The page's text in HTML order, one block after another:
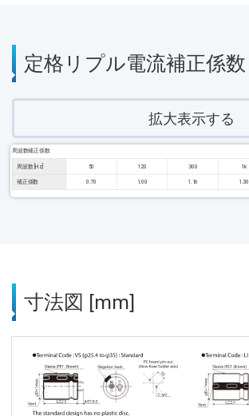
定格リプル電流補正係数
拡大表示する
周波数補正係数
周波数 [Hz] 50 120 300 1k
補正係数 0.70 1.00 1.16 1.30
寸法図 [mm]